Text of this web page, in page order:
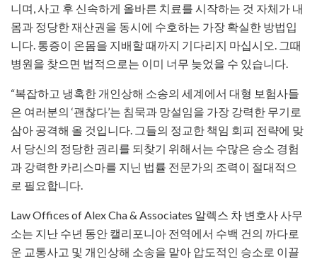
니며, 사고 후 신속하게 올바른 치료를 시작하는 것 자체가 내
몸과 정당한 재산권을 동시에 수호하는 가장 확실한 방법입
니다. 통증이 온몸을 지배할 때까지 기다리지 마십시오. 그때
병원을 찾으면 법적으로는 이미 너무 늦었을 수 있습니다.
“복잡하고 냉혹한 개인상해 소송의 세계에서 대형 보험사들
은 여러분의 ‘괜찮다’는 침묵과 망설임을 가장 강력한 무기로
삼아 공격해 올 것입니다. 그들의 정교한 책임 회피 전략에 맞
서 당신의 정당한 권리를 되찾기 위해서는 수많은 승소 경험
과 강력한 카리스마를 지닌 법률 전문가의 조력이 절대적으
로 필요합니다.
Law Offices of Alex Cha & Associates 알렉스 차 변호사 사무
소는 지난 수년 동안 캘리포니아 전역에서 수백 건의 까다로
운 교통사고 및 개인상해 소송을 맡아 압도적인 승소로 이끌